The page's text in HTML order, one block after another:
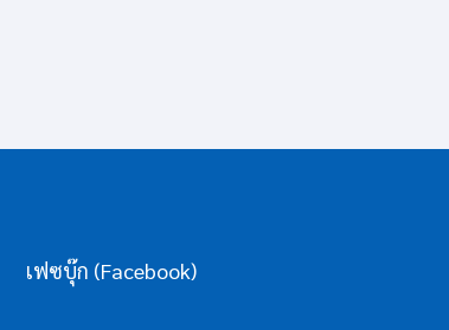
เฟซบุ๊ก (Facebook)